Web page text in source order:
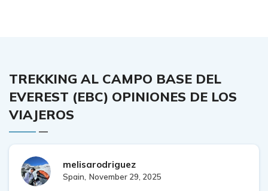
TREKKING AL CAMPO BASE DEL
EVEREST (EBC) OPINIONES DE LOS
VIAJEROS
melisarodriguez
Spain, November 29, 2025